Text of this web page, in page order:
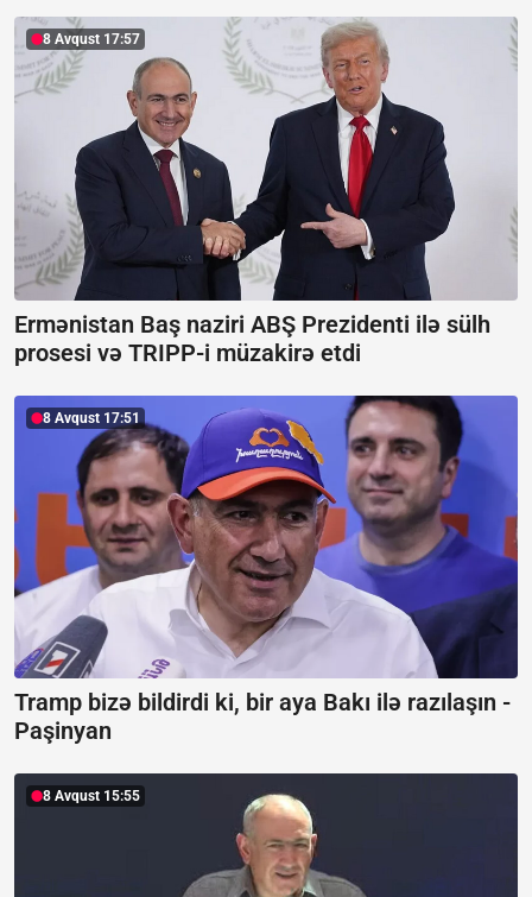
8 Avqust 17:57
Ermənistan Baş naziri ABŞ Prezidenti ilə sülh
prosesi və TRIPP-i müzakirə etdi
8 Avqust 17:51
Tramp bizə bildirdi ki, bir aya Bakı ilə razılaşın -
Paşinyan
8 Avqust 15:55